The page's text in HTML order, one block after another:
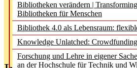
Bibliotheken verändern |
Bibliotheken für Menschen
Bibliothek 4.0 als Lebensraum:
Knowledge Unlatched:
Forschung und Lehre in eigener
an der Hochschule für Technik und